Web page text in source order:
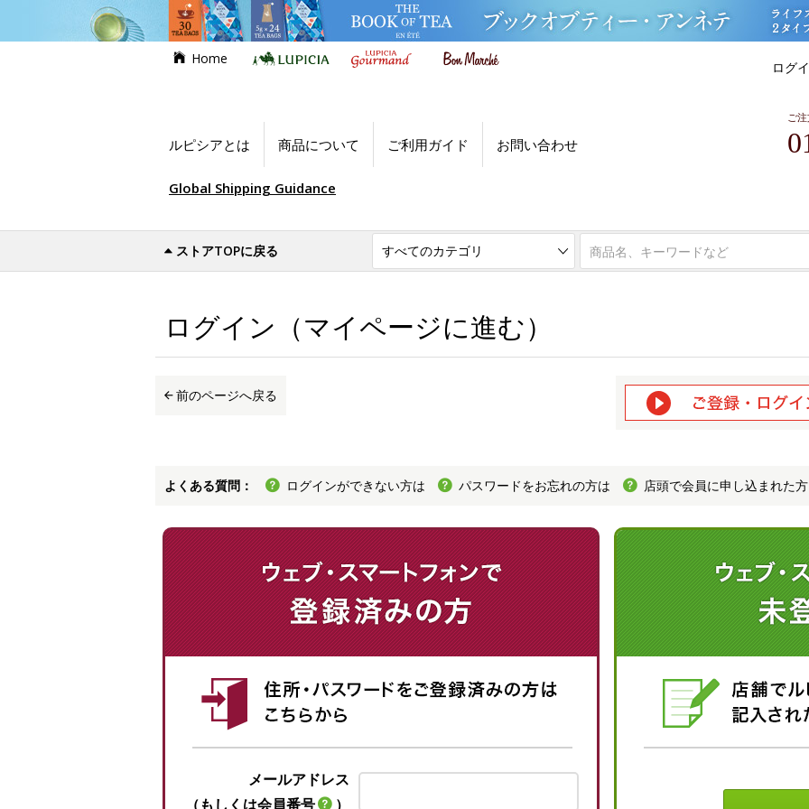
Home
ログ
ルピシアとは 商品について ご利用ガイド お問い合わせ
ご
Global Shipping Guidance
ストアTOPに戻る
世界のお茶専門店ルピシア ログイン（マイページに進む）
ログイン（マイページに進む）
前のページへ戻る
よくある質問： ログインができない方は パスワードをお忘れの方は 店頭で会員に申し込まれた
メールアドレス
（もしくは会員番号
）